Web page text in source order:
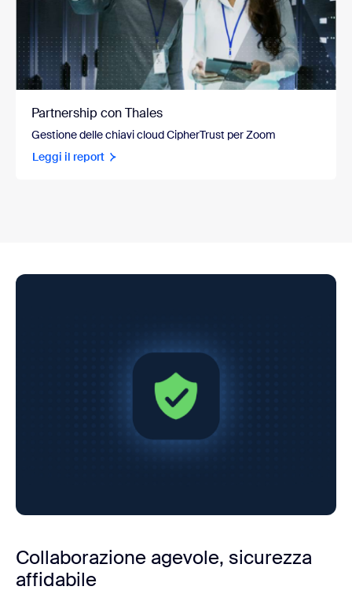
Partnership con Thales
Gestione delle chiavi cloud CipherTrust per Zoom
Leggi il report
Collaborazione agevole, sicurezza
affidabile